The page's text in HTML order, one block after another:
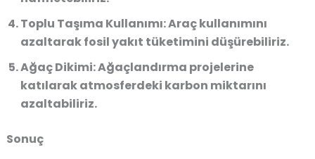
Toplu Taşıma Kullanımı:Araç kullanımını
azaltarak fosil yakıt tüketimini düşürebiliriz.
Ağaç Dikimi:Ağaçlandırma projelerine
katılarak atmosferdeki karbon miktarını
azaltabiliriz.
Sonuç